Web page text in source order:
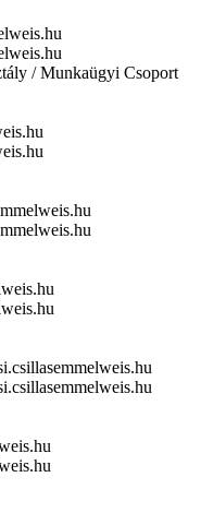
/ Munkaügyi Csoport
semmelweis.hu
semmelweis.hu